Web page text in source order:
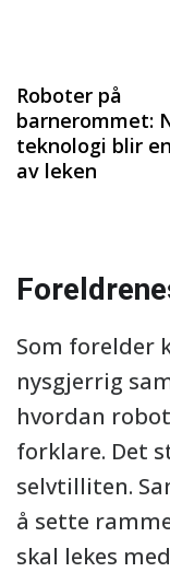
Roboter på
barnerommet:
teknologi blir
av leken
Som forelder
nysgjerrig
hvordan
forklare. Det
selvtilliten.
å sette
skal lekes